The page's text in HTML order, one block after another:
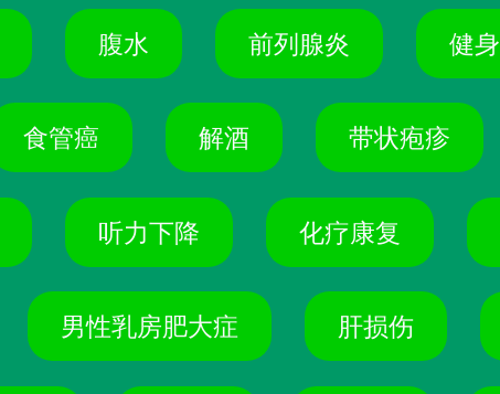
腹水 前列腺炎 健身
食管癌 解酒 带状疱疹
听力下降 化疗康复
男性乳房肥大症 肝损伤